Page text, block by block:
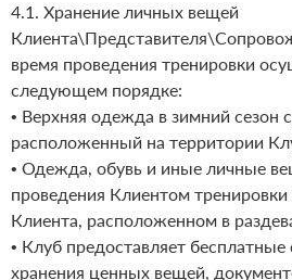
4.1. Хранение личных вещей
время проведения тренировки
следующем порядке:
• Верхняя одежда в зимний сезон
расположенный на территории
• Одежда, обувь и иные личные
проведения Клиентом
Клиента, расположенном в
• Клуб предоставляет
хранения ценных вещей,